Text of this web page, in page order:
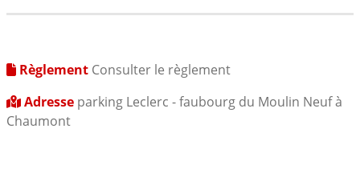
Règlement Consulter le règlement
Adresse parking Leclerc - faubourg du Moulin Neuf à
Chaumont